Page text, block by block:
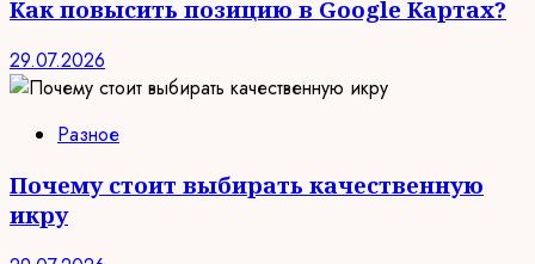
Как повысить позицию в Google Картах?
29.07.2026
Разное
Почему стоит выбирать качественную
икру